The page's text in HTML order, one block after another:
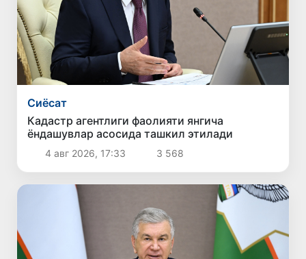
Сиёсат
Кадастр агентлиги фаолияти янгича
ёндашувлар асосида ташкил этилади
4 авг 2026, 17:33 3 568